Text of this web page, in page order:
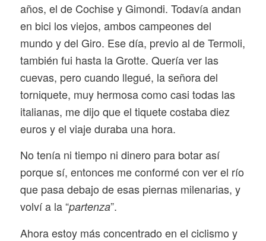
años, el de Cochise y Gimondi. Todavía andan
en bici los viejos, ambos campeones del
mundo y del Giro. Ese día, previo al de Termoli,
también fui hasta la Grotte. Quería ver las
cuevas, pero cuando llegué, la señora del
torniquete, muy hermosa como casi todas las
italianas, me dijo que el tiquete costaba diez
euros y el viaje duraba una hora.
No tenía ni tiempo ni dinero para botar así
porque sí, entonces me conformé con ver el río
que pasa debajo de esas piernas milenarias, y
volví a la “partenza”.
Ahora estoy más concentrado en el ciclismo y